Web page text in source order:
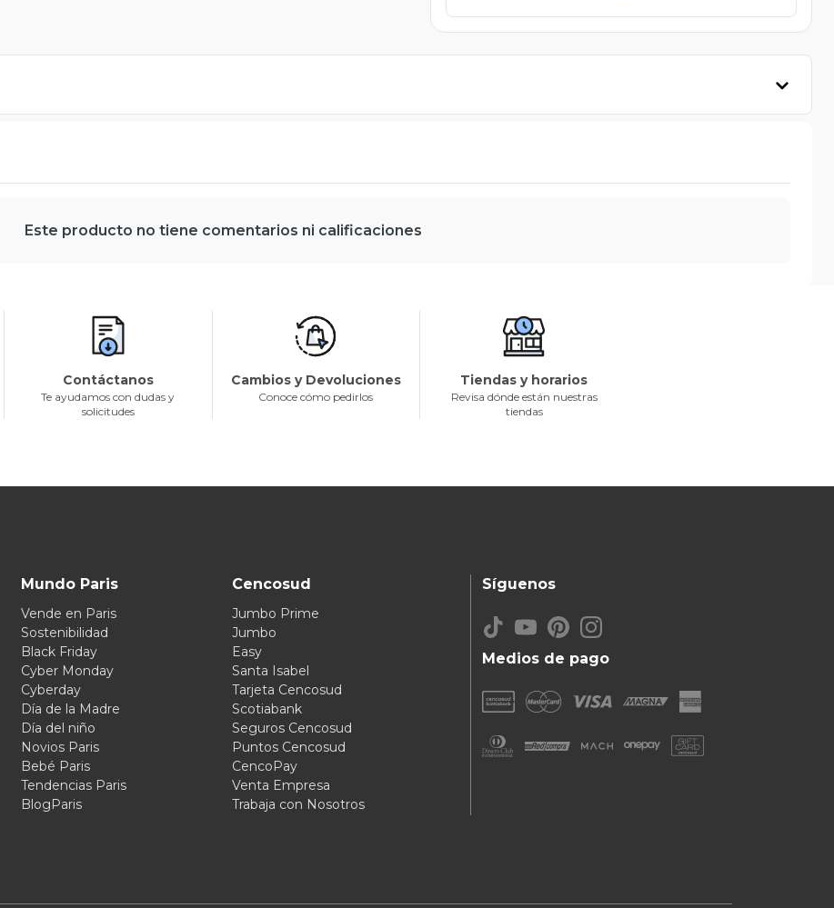
Este producto no tiene comentarios ni calificaciones
Contáctanos
Te ayudamos con dudas y
solicitudes
Cambios y Devoluciones
Conoce cómo pedirlos
Tiendas y horarios
Revisa dónde están nuestras
tiendas
Mundo Paris
Vende en Paris
Sostenibilidad
Black Friday
Cyber Monday
Cyberday
Día de la Madre
Día del niño
Novios Paris
Bebé Paris
Tendencias Paris
BlogParis
Cencosud
Jumbo Prime
Jumbo
Easy
Santa Isabel
Tarjeta Cencosud
Scotiabank
Seguros Cencosud
Puntos Cencosud
CencoPay
Venta Empresa
Trabaja con Nosotros
Medios de pago
Síguenos